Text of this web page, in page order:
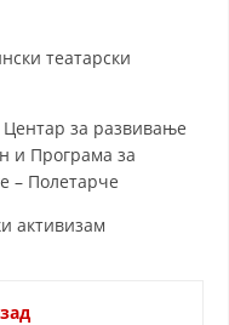
театарски
за развивање
и Програма за
– Полетарче
активизам